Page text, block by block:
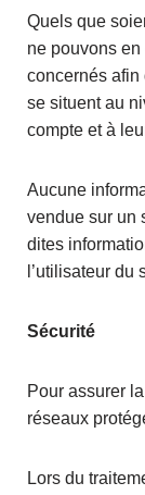
Quels que
ne pouvons
concernés afin
se situent au
compte et à
Aucune
vendue sur un
dites
l’utilisateur du
Sécurité
Pour assurer
réseaux
Lors du